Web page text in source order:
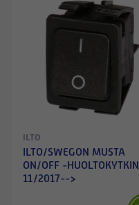
ILTO
ILTO/SWEGON MUSTA
ON/OFF -HUOLTOKYTKIN
11/2017-->